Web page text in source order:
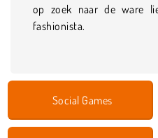
op zoek naar de ware
fashionista.
Social Games